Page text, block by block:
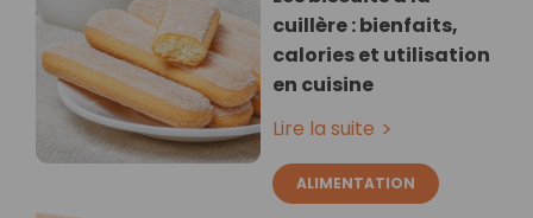
cuillère : bienfaits,
calories et utilisation
en cuisine
Lire la suite
ALIMENTATION